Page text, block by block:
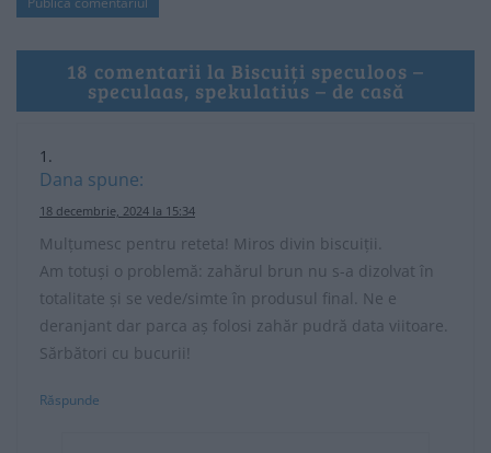
18 comentarii la Biscuiți speculoos –
speculaas, spekulatius – de casă
Dana spune:
18 decembrie, 2024 la 15:34
Mulțumesc pentru reteta! Miros divin biscuiții.
Am totuși o problemă: zahărul brun nu s-a dizolvat în
totalitate și se vede/simte în produsul final. Ne e
deranjant dar parca aș folosi zahăr pudră data viitoare.
Sărbători cu bucurii!
Răspunde